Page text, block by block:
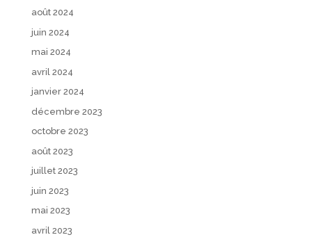
août 2024
juin 2024
mai 2024
avril 2024
janvier 2024
décembre 2023
octobre 2023
août 2023
juillet 2023
juin 2023
mai 2023
avril 2023